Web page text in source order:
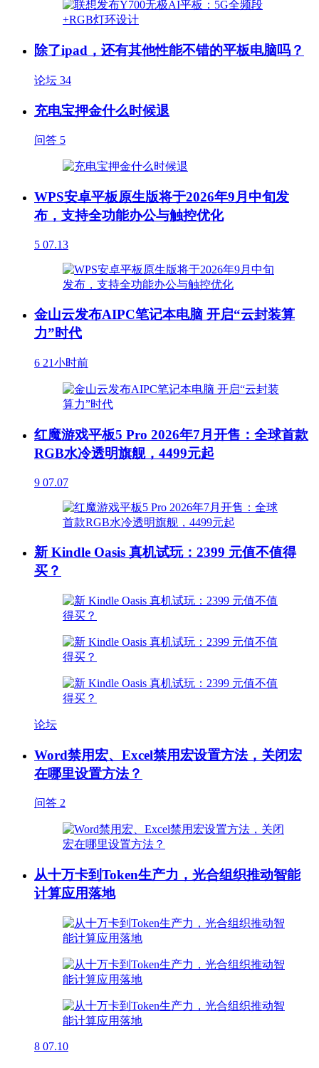
除了ipad，还有其他性能不错的平板电脑吗？
论坛 34
充电宝押金什么时候退
问答 5
WPS安卓平板原生版将于2026年9月中旬发
布，支持全功能办公与触控优化
5 07.13
金山云发布AIPC笔记本电脑 开启“云封装算
力”时代
6 21小时前
红魔游戏平板5 Pro 2026年7月开售：全球首款
RGB水冷透明旗舰，4499元起
9 07.07
新 Kindle Oasis 真机试玩：2399 元值不值得
买？
论坛
Word禁用宏、Excel禁用宏设置方法，关闭宏
在哪里设置方法？
问答 2
从十万卡到Token生产力，光合组织推动智能
计算应用落地
8 07.10